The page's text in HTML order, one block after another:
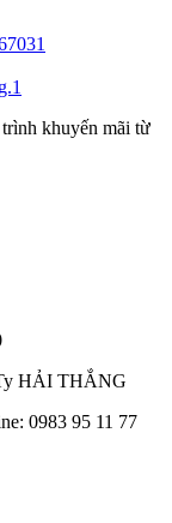
khuyến mãi từ
HẢI THẮNG
0983 95 11 77